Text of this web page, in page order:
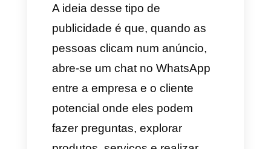
no Facebook e no Instagram
(seção de noticias, histórias e
Marketplace) assim como
também no Google e outras
plataformas de publicidade
pagas e redes sociais, estes